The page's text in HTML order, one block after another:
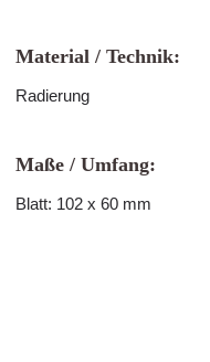
Material / Technik:
Radierung
Maße / Umfang:
Blatt: 102 x 60 mm